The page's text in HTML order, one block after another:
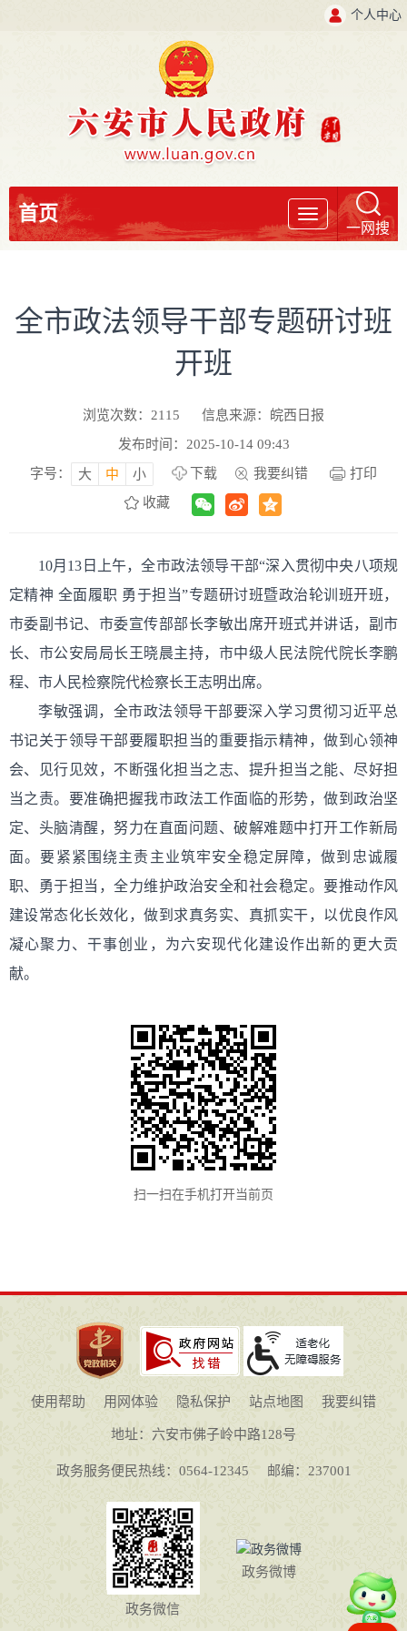
个人中心
导
航
首页
一网搜
全市政法领导干部专题研讨班
开班
浏览次数： 2115
信息来源：皖西日报
发布时间：2025-10-14 09:43
字号：
大 中 小 下载 我要纠错
打印
收藏
10月13日上午，全市政法领导干部“深入贯彻中央八项规
定精神 全面履职 勇于担当”专题研讨班暨政治轮训班开班，
市委副书记、市委宣传部部长李敏出席开班式并讲话，副市
长、市公安局局长王晓晨主持，市中级人民法院代院长李鹏
程、市人民检察院代检察长王志明出席。
李敏强调，全市政法领导干部要深入学习贯彻习近平总
书记关于领导干部要履职担当的重要指示精神，做到心领神
会、见行见效，不断强化担当之志、提升担当之能、尽好担
当之责。要准确把握我市政法工作面临的形势，做到政治坚
定、头脑清醒，努力在直面问题、破解难题中打开工作新局
面。要紧紧围绕主责主业筑牢安全稳定屏障，做到忠诚履
职、勇于担当，全力维护政治安全和社会稳定。要推动作风
建设常态化长效化，做到求真务实、真抓实干，以优良作风
凝心聚力、干事创业，为六安现代化建设作出新的更大贡
献。
扫一扫在手机打开当前页
使用帮助 用网体验 隐私保护 站点地图 我要纠错
地址：六安市佛子岭中路128号
政务服务便民热线：0564-12345 邮编：237001
政务微信
政务微博